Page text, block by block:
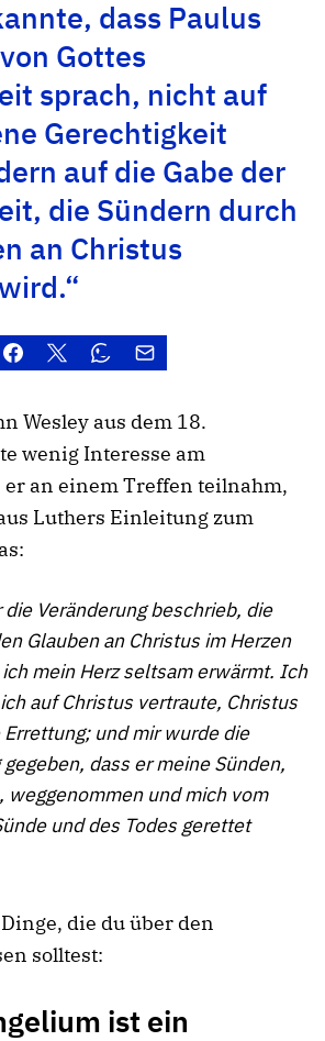
dass Paulus
Gottes
sprach, nicht auf
Gerechtigkeit
auf die Gabe der
die Sündern durch
an Christus
Wesley aus dem 18.
wenig Interesse am
an einem Treffen teilnahm,
Luthers Einleitung zum
die Veränderung beschrieb, die
Glauben an Christus im Herzen
mein Herz seltsam erwärmt. Ich
auf Christus vertraute, Christus
und mir wurde die
dass er meine Sünden,
weggenommen und mich vom
und des Todes gerettet
die du über den
solltest:
ist ein